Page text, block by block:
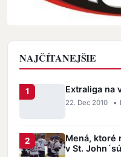
NAJČÍTANEJŠIE
22. Dec 2010 •
Mená, ktoré
v St.